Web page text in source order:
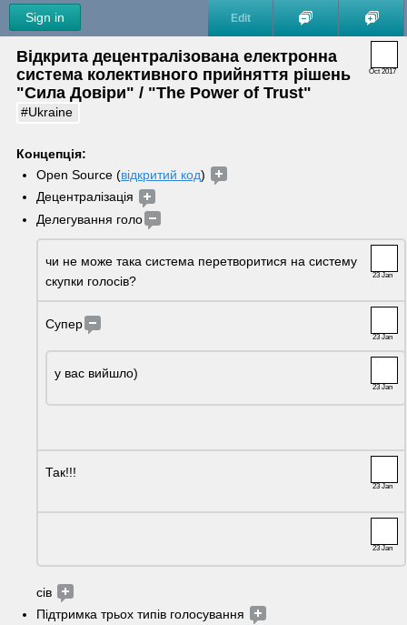
Sign in Edit
Oct 2017
Відкрита децентралізована електронна
система колективного прийняття рішень
"Сила Довіри" / "The Power of Trust"
#Ukraine
Концепція:
Open Source (відкритий код)
Децентралізація
Делегування голо
23 Jan
чи не може така система перетворитися на систему
скупки голосів?
23 Jan
Супер
23 Jan
у вас вийшло)
23 Jan
Так!!!
23 Jan
сів
Підтримка трьох типів голосування